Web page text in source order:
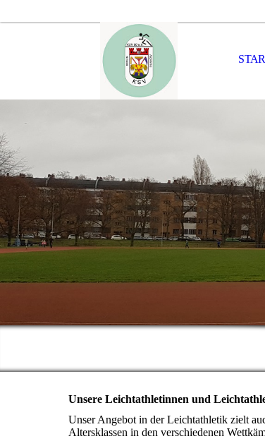
Unsere Leichtathletinnen und
Unser Angebot in der Leichtathletik zielt
Altersklassen in den verschiedenen